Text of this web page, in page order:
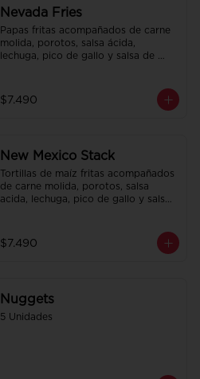
Nevada Fries
Papas fritas acompañados de carne
molida, porotos, salsa ácida,
lechuga, pico de gallo y salsa de
$7.490
New Mexico Stack
Tortillas de maíz fritas acompañados
de carne molida, porotos, salsa
acida, lechuga, pico de gallo y salsa
$7.490
Nuggets
5 Unidades